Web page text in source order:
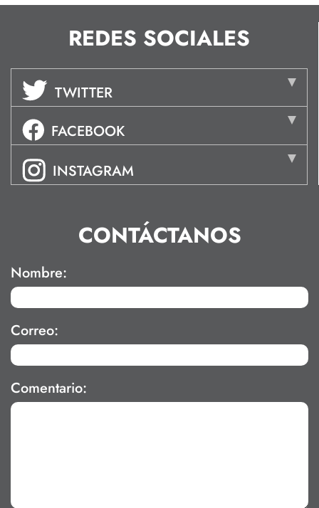
REDES SOCIALES
TWITTER
FACEBOOK
INSTAGRAM
CONTÁCTANOS
Nombre:
Correo:
Comentario: